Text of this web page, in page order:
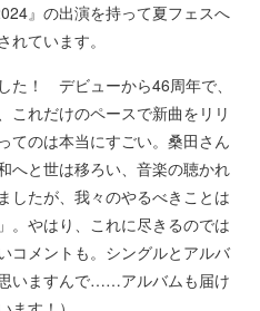
』の出演を持って夏フェスへ
ています。
た！ デビューから46周年で、
これだけのペースで新曲をリリ
てのは本当にすごい。桑田さん
へと世は移ろい、音楽の聴かれ
したが、我々のやるべきことは
。やはり、これに尽きるのでは
コメントも。シングルとアルバ
いますんで……アルバムも届け